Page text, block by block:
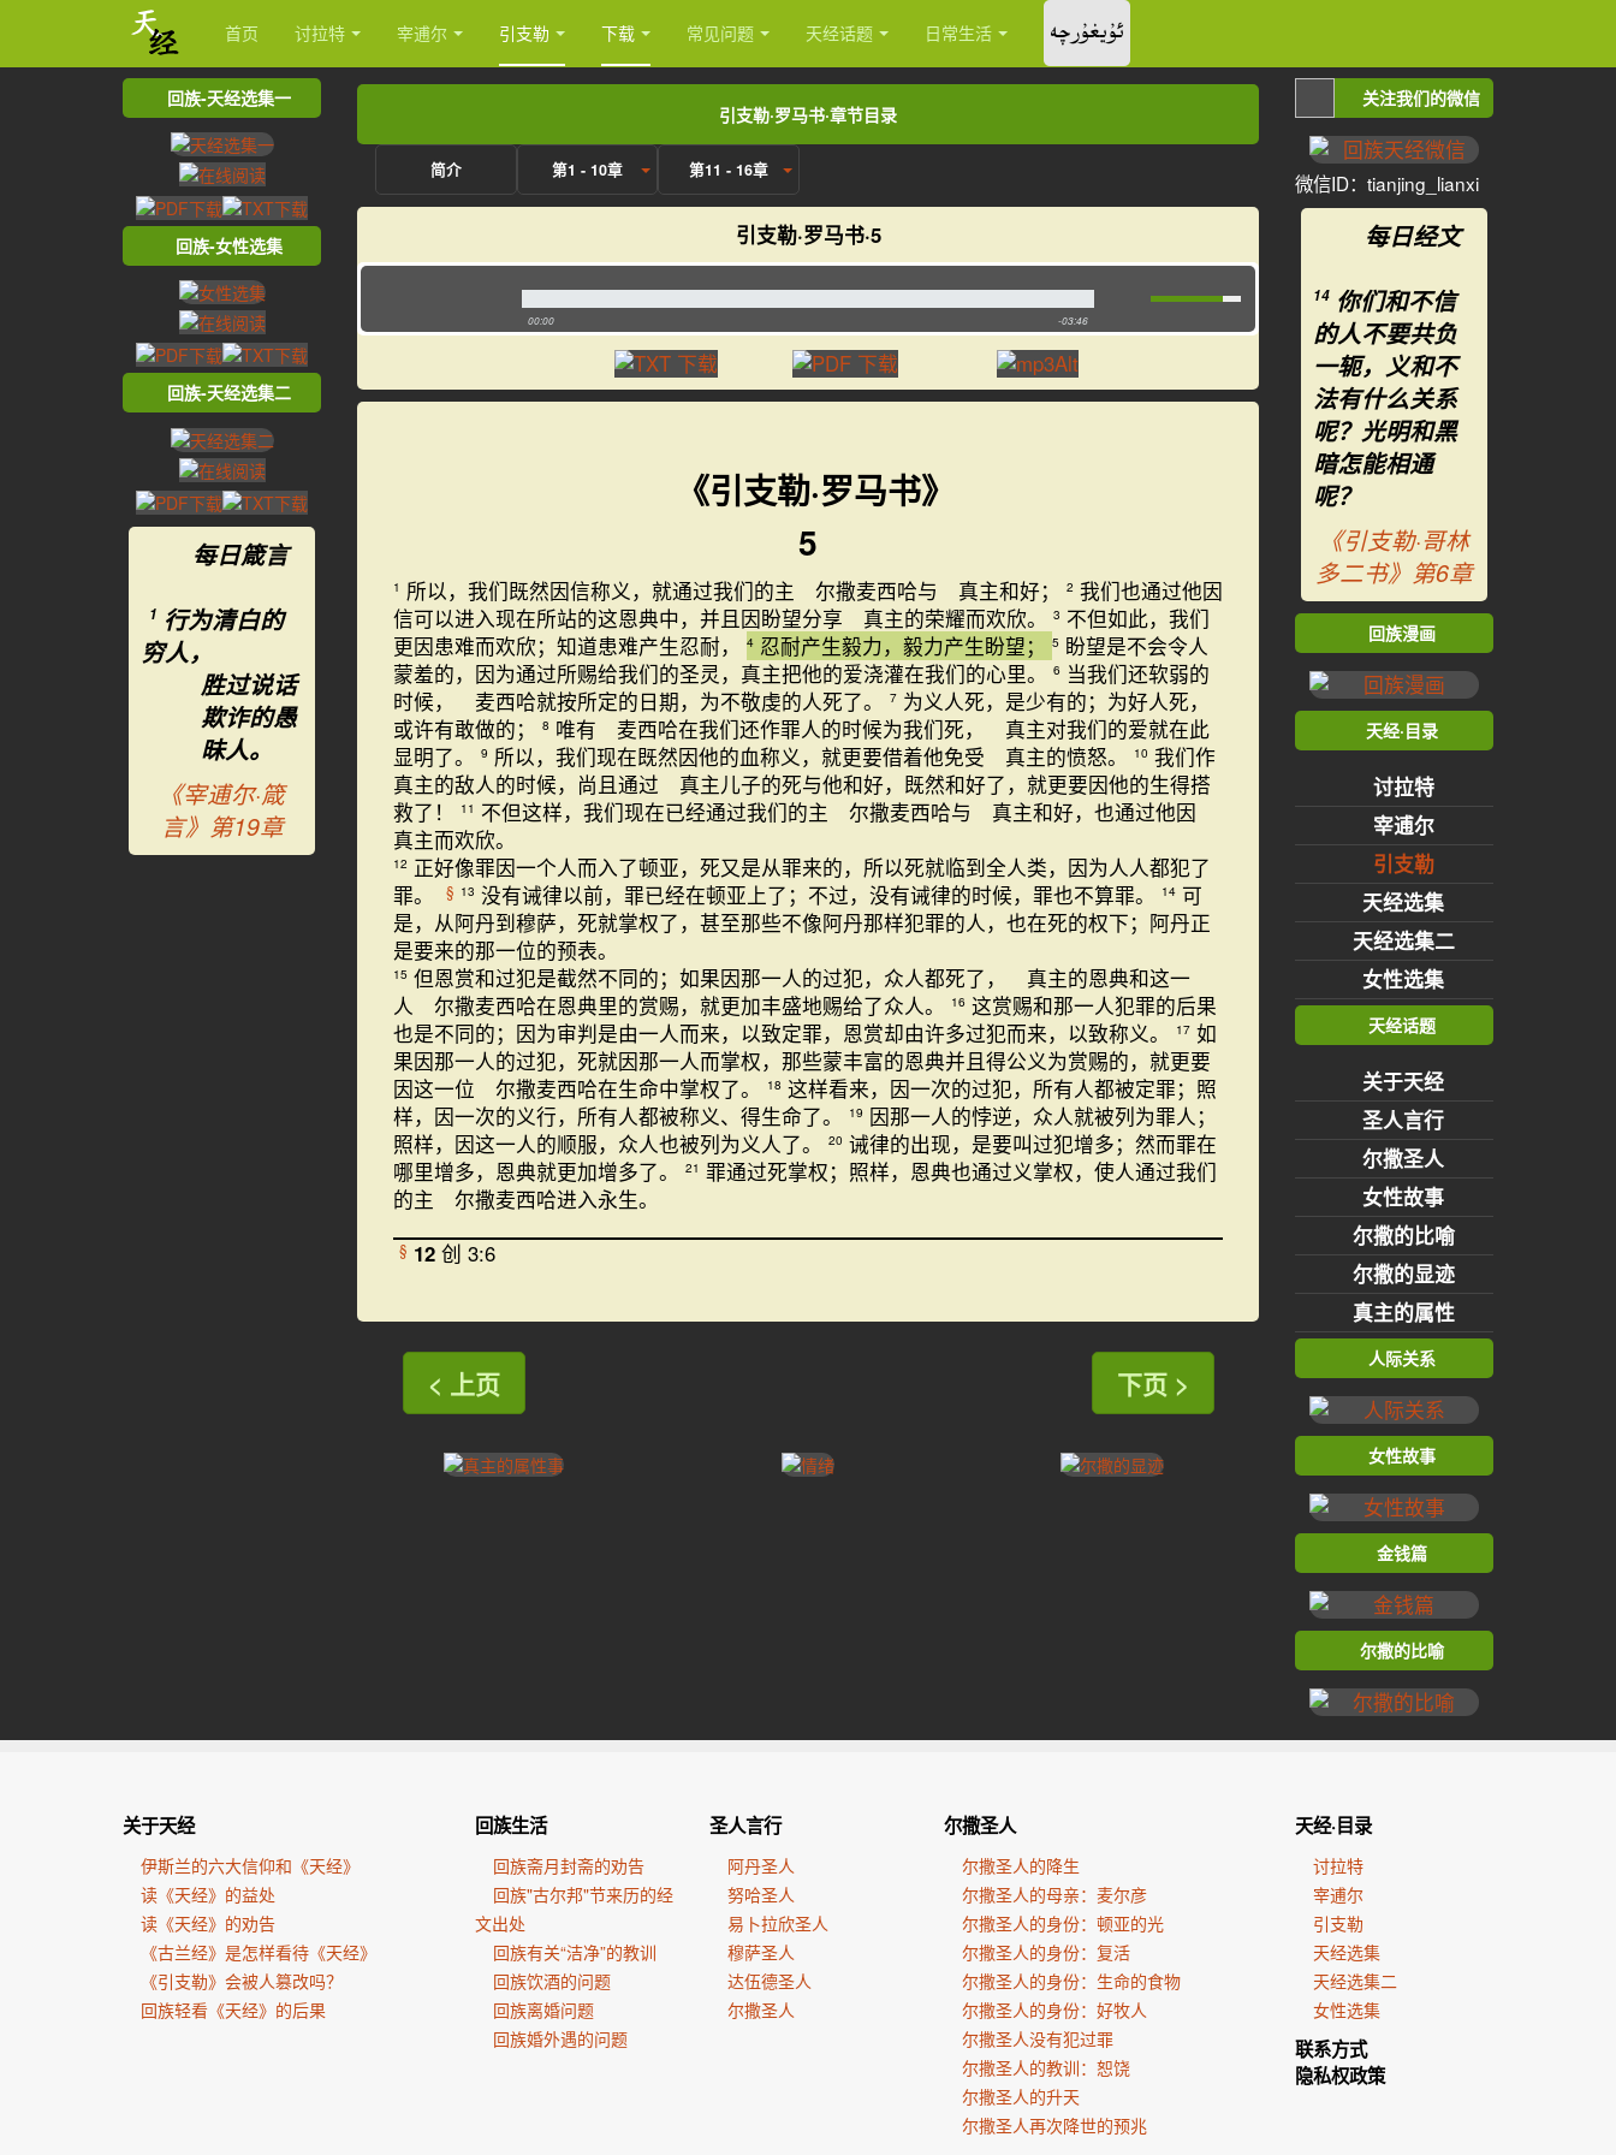
首页 讨拉特 宰逋尔 引支勒 下载 常见问题 天经话题 日常生活 ئۇيغۇرچە
引支勒·罗马书·章节目录
简介 第1 - 10章 第11 - 16章
引支勒·罗马书·5
00:00 -03:46
《引支勒·罗马书》
5
1 所以，我们既然因信称义，就通过我们的主 尔撒麦西哈与 真主和好； 2 我们也通过他因
信可以进入现在所站的这恩典中，并且因盼望分享 真主的荣耀而欢欣。
3 不但如此，我们
更因患难而欢欣；知道患难产生忍耐，
4 忍耐产生毅力，毅力产生盼望； 5 盼望是不会令人
蒙羞的，因为通过所赐给我们的圣灵，真主把他的爱浇灌在我们的心里。
6 当我们还软弱的
时候， 麦西哈就按所定的日期，为不敬虔的人死了。
7 为义人死，是少有的；为好人死，
或许有敢做的；
8 唯有 麦西哈在我们还作罪人的时候为我们死， 真主对我们的爱就在此
显明了。
9 所以，我们现在既然因他的血称义，就更要借着他免受 真主的愤怒。 10 我们作
真主的敌人的时候，尚且通过 真主儿子的死与他和好，既然和好了，就更要因他的生得搭
救了！
11 不但这样，我们现在已经通过我们的主 尔撒麦西哈与 真主和好，也通过他因
真主而欢欣。
12 正好像罪因一个人而入了顿亚，死又是从罪来的，所以死就临到全人类，因为人人都犯了
罪。
§ 13 没有诫律以前，罪已经在顿亚上了；不过，没有诫律的时候，罪也不算罪。 14 可
是，从阿丹到穆萨，死就掌权了，甚至那些不像阿丹那样犯罪的人，也在死的权下；阿丹正
是要来的那一位的预表。
15 但恩赏和过犯是截然不同的；如果因那一人的过犯，众人都死了， 真主的恩典和这一
人 尔撒麦西哈在恩典里的赏赐，就更加丰盛地赐给了众人。
16 这赏赐和那一人犯罪的后果
也是不同的；因为审判是由一人而来，以致定罪，恩赏却由许多过犯而来，以致称义。
17 如
果因那一人的过犯，死就因那一人而掌权，那些蒙丰富的恩典并且得公义为赏赐的，就更要
因这一位 尔撒麦西哈在生命中掌权了。
18 这样看来，因一次的过犯，所有人都被定罪；照
样，因一次的义行，所有人都被称义、得生命了。
19 因那一人的悖逆，众人就被列为罪人；
照样，因这一人的顺服，众人也被列为义人了。
20 诫律的出现，是要叫过犯增多；然而罪在
哪里增多，恩典就更加增多了。
21 罪通过死掌权；照样，恩典也通过义掌权，使人通过我们
的主 尔撒麦西哈进入永生。
§ 12 创 3:6
< 上页 下页 >
回族-天经选集一
回族-女性选集
回族-天经选集二
每日箴言
1 行为清白的
穷人，
胜过说话
欺诈的愚
昧人。
《宰逋尔·箴
言》第19章
关注我们的微信
微信ID：tianjing_lianxi
每日经文
14 你们和不信
的人不要共负
一轭，义和不
法有什么关系
呢？光明和黑
暗怎能相通
呢？
《引支勒·哥林
多二书》第6章
回族漫画
天经·目录
讨拉特
宰逋尔
引支勒
天经选集
天经选集二
女性选集
天经话题
关于天经
圣人言行
尔撒圣人
女性故事
尔撒的比喻
尔撒的显迹
真主的属性
人际关系
女性故事
金钱篇
尔撒的比喻
关于天经
伊斯兰的六大信仰和《天经》
读《天经》的益处
读《天经》的劝告
《古兰经》是怎样看待《天经》
《引支勒》会被人篡改吗？
回族轻看《天经》的后果
回族生活
回族斋月封斋的劝告
回族"古尔邦"节来历的经
文出处
回族有关“洁净”的教训
回族饮酒的问题
回族离婚问题
回族婚外遇的问题
圣人言行
阿丹圣人
努哈圣人
易卜拉欣圣人
穆萨圣人
达伍德圣人
尔撒圣人
尔撒圣人
尔撒圣人的降生
尔撒圣人的母亲：麦尔彦
尔撒圣人的身份：顿亚的光
尔撒圣人的身份：复活
尔撒圣人的身份：生命的食物
尔撒圣人的身份：好牧人
尔撒圣人没有犯过罪
尔撒圣人的教训：恕饶
尔撒圣人的升天
尔撒圣人再次降世的预兆
天经·目录
讨拉特
宰逋尔
引支勒
天经选集
天经选集二
女性选集
联系方式
隐私权政策